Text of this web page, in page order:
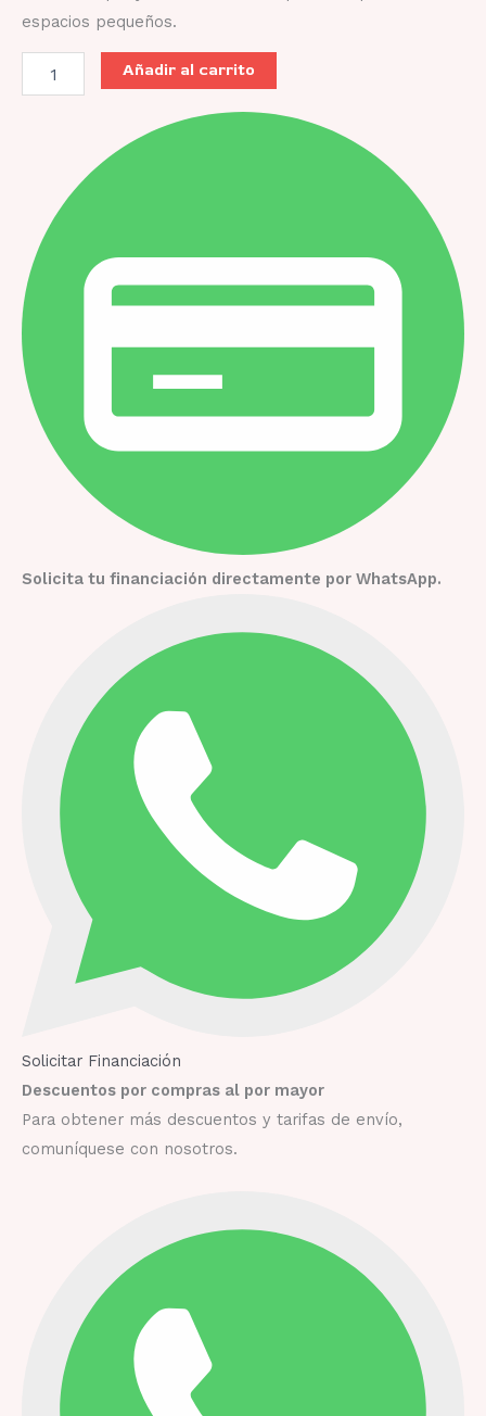
espacios pequeños.
Añadir al carrito
Solicita tu financiación directamente por WhatsApp.
Solicitar Financiación
Descuentos por compras al por mayor
Para obtener más descuentos y tarifas de envío,
comuníquese con nosotros.